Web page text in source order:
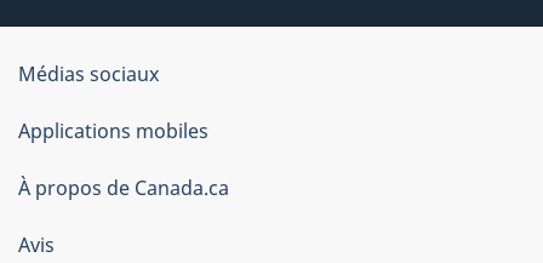
Organisation
du
gouvernement
du
Canada
Médias sociaux
Applications mobiles
À propos de Canada.ca
Avis